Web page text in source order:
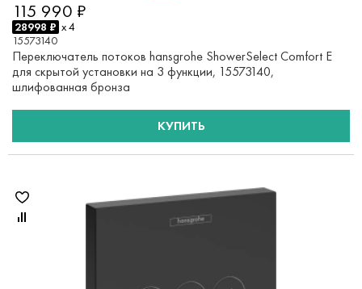
115 990 ₽
28998 ₽ x 4
15573140
Переключатель потоков hansgrohe ShowerSelect Comfort E
для скрытой установки на 3 функции, 15573140,
шлифованная бронза
КУПИТЬ